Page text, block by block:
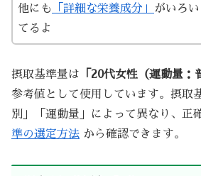
他にも 「詳細な栄養成分」
がいろ
てるよ
摂取基準量は 「20代女性（運動量：
参考値として使用しています。摂取
別」「運動量」によって異なり、正
準の選定方法 から確認できます。